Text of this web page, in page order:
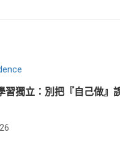
習獨立：別把『自己做』